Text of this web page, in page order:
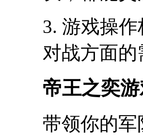
3. 游戏操
对战方面的
帝王之奕
带领你的